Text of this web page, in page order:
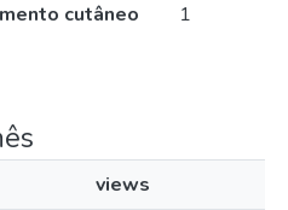
cutâneo
1
views